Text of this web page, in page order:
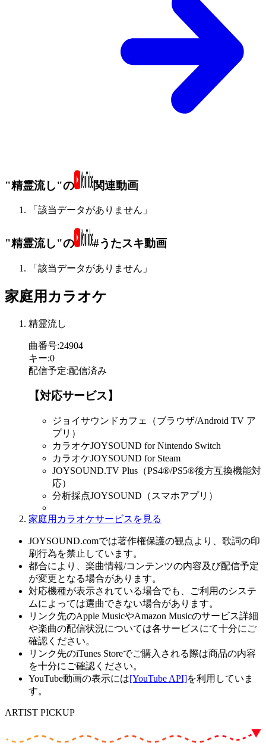
"精霊流し"の 関連動画
「該当データがありません」
"精霊流し"の #うたスキ動画
「該当データがありません」
家庭用カラオケ
精霊流し
曲番号:24904
キー:0
配信予定:配信済み
【対応サービス】
ジョイサウンドカフェ（ブラウザ/Android TV ア
プリ）
カラオケJOYSOUND for Nintendo Switch
カラオケJOYSOUND for Steam
JOYSOUND.TV Plus（PS4®/PS5®後方互換機能対
応）
分析採点JOYSOUND（スマホアプリ）
家庭用カラオケサービスを見る
JOYSOUND.comでは著作権保護の観点より、歌詞の印
刷行為を禁止しています。
都合により、楽曲情報/コンテンツの内容及び配信予定
が変更となる場合があります。
対応機種が表示されている場合でも、ご利用のシステ
ムによっては選曲できない場合があります。
リンク先のApple MusicやAmazon Musicのサービス詳細
や楽曲の配信状況については各サービスにて十分にご
確認ください。
リンク先のiTunes Storeでご購入される際は商品の内容
を十分にご確認ください。
YouTube動画の表示には[YouTube API]を利用していま
す。
ARTIST PICKUP